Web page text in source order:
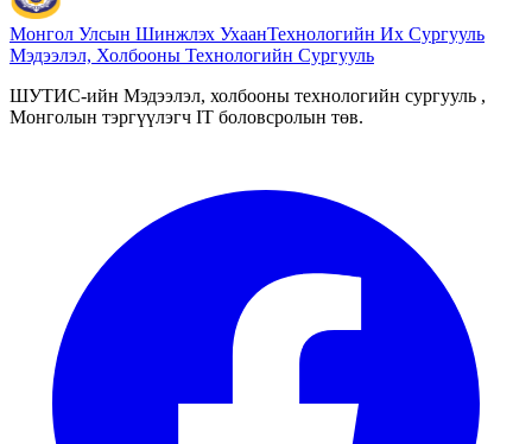
Монгол Улсын Шинжлэх УхаанТехнологийн Их Сургууль
Мэдээлэл, Холбооны Технологийн Сургууль
ШУТИС-ийн Мэдээлэл, холбооны технологийн сургууль ,
Монголын тэргүүлэгч IT боловсролын төв.